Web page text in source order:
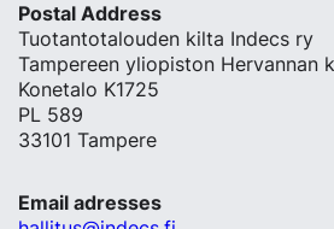
Postal Address
Tuotantotalouden kilta Indecs ry
Tampereen yliopiston Hervannan
Konetalo K1725
PL 589
33101 Tampere
Email adresses